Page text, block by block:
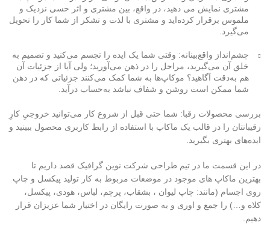
مشتری نمایش می دهید، در واقع، بین مشتری و اثر حسی نزدیک و
ملموس برقرار کرده‌اید و مشتری با لذت و تشکر از شما کار را تحویل
می‌گیرد.
چشم‌انداز واقع‌بینانه: وقتی شما یک ایده را تجسم می‌کنید و تصمیم به
خلق آن می‌گیرید، مراحل را در ذهن می‌آورید؛ ولی آیا از جزئیات آن
هم به‌دقت آگاهید؟ موکاپ‌ها به شما کمک می‌کنند جزئیاتی که در ذهن
شما ممکن است روشن و شفاف نباشد به‌حساب درآید.
بررسی محصولات رقبا: شما حتی قبل از شروع کار می‌توانید خروجیِ کارِ
رقیبانتان را در قالب یک ماکاپ با استفاده از رابط کاربری محصول ببینید و
ایده‌های بهتری بگیرید.
در این قسمت ما در تیم طراحی شرکت نوین گرافیک قصد داریم تا
بهترین ماکاپ های موجود در موضعات مربوط به کار تولید پیکسل و چاپ
روی اجسام (مانند: چاپ لیوان ، بشقاب، پرچم، لباس، هودی، پیکسل،
کلاه و…) را جمع و اوری و به صورت رایگان در اختیار شما عزیزان قرار
دهیم.